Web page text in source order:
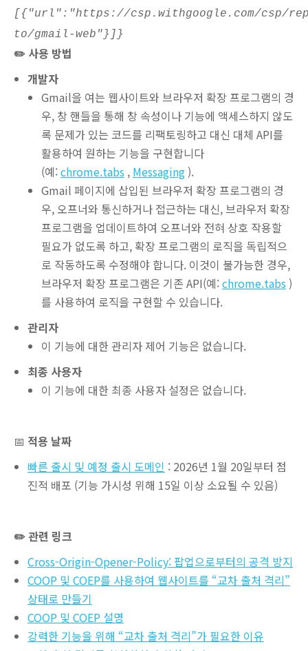
[{"url":"https://csp.withgoogle.com/csp/
to/gmail-web"}]}
✏️ 사용 방법
개발자
Gmail을 여는 웹사이트와 브라우저 확장 프로그램의 경
우, 창 핸들을 통해 창 속성이나 기능에 액세스하지 않도
록 문제가 있는 코드를 리팩토링하고 대신 대체 API를
활용하여 원하는 기능을 구현합니다
(예:chrome.tabs , Messaging ).
Gmail 페이지에 삽입된 브라우저 확장 프로그램의 경
우, 오프너와 통신하거나 접근하는 대신, 브라우저 확장
프로그램을 업데이트하여 오프너와 전혀 상호 작용할
필요가 없도록 하고, 확장 프로그램의 로직을 독립적으
로 작동하도록 수정해야 합니다. 이것이 불가능한 경우,
브라우저 확장 프로그램은 기존 API(예:chrome.tabs )
를 사용하여 로직을 구현할 수 있습니다.
관리자
이 기능에 대한 관리자 제어 기능은 없습니다.
최종 사용자
이 기능에 대한 최종 사용자 설정은 없습니다.
📅 적용 날짜
빠른 출시 및 예정 출시 도메인 : 2026년 1월 20일부터 점
진적 배포 (기능 가시성 위해 15일 이상 소요될 수 있음)
✏️ 관련 링크
Cross-Origin-Opener-Policy: 팝업으로부터의 공격 방지
COOP 및 COEP를 사용하여 웹사이트를 “교차 출처 격리”
상태로 만들기
COOP 및 COEP 설명
강력한 기능을 위해 “교차 출처 격리”가 필요한 이유